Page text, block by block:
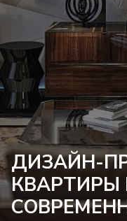
ДИЗАЙН-
КВАРТИРЫ